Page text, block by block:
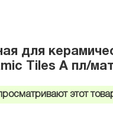
для
Tiles A пл/
этот